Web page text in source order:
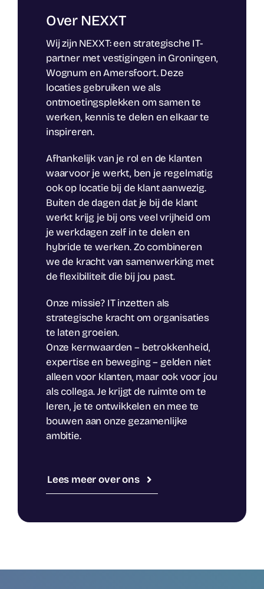
Over NEXXT
Wij zijn NEXXT: een strategische IT-
partner met vestigingen in Groningen,
Wognum en Amersfoort. Deze
locaties gebruiken we als
ontmoetingsplekken om samen te
werken, kennis te delen en elkaar te
inspireren.
Afhankelijk van je rol en de klanten
waarvoor je werkt, ben je regelmatig
ook op locatie bij de klant aanwezig.
Buiten de dagen dat je bij de klant
werkt krijg je bij ons veel vrijheid om
je werkdagen zelf in te delen en
hybride te werken. Zo combineren
we de kracht van samenwerking met
de flexibiliteit die bij jou past.
Onze missie? IT inzetten als
strategische kracht om organisaties
te laten groeien.
Onze kernwaarden – betrokkenheid,
expertise en beweging – gelden niet
alleen voor klanten, maar ook voor jou
als collega. Je krijgt de ruimte om te
leren, je te ontwikkelen en mee te
bouwen aan onze gezamenlijke
ambitie.
Lees meer over ons